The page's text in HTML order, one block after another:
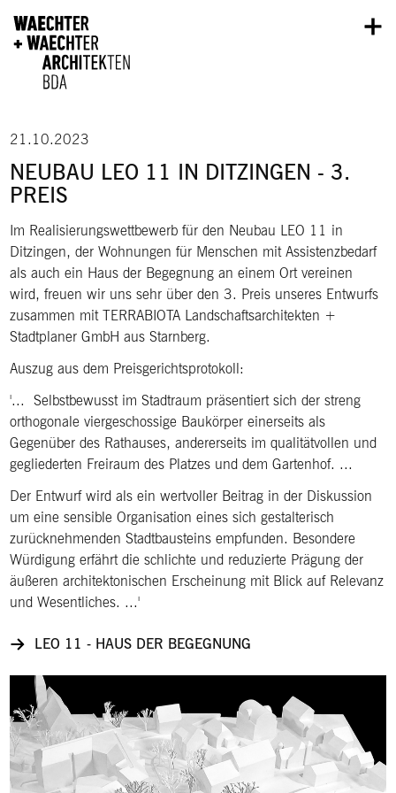
21.10.2023
NEUBAU LEO 11 IN DITZINGEN - 3.
PREIS
Im Realisierungswettbewerb für den Neubau LEO 11 in
Ditzingen, der Wohnungen für Menschen mit Assistenzbedarf
als auch ein Haus der Begegnung an einem Ort vereinen
wird, freuen wir uns sehr über den 3. Preis unseres Entwurfs
zusammen mit TERRABIOTA Landschaftsarchitekten +
Stadtplaner GmbH aus Starnberg.
Auszug aus dem Preisgerichtsprotokoll:
'... Selbstbewusst im Stadtraum präsentiert sich der streng
orthogonale viergeschossige Baukörper einerseits als
Gegenüber des Rathauses, andererseits im qualitätvollen und
gegliederten Freiraum des Platzes und dem Gartenhof. ...
Der Entwurf wird als ein wertvoller Beitrag in der Diskussion
um eine sensible Organisation eines sich gestalterisch
zurücknehmenden Stadtbausteins empfunden. Besondere
Würdigung erfährt die schlichte und reduzierte Prägung der
äußeren architektonischen Erscheinung mit Blick auf Relevanz
und Wesentliches. ...'
LEO 11 - HAUS DER BEGEGNUNG